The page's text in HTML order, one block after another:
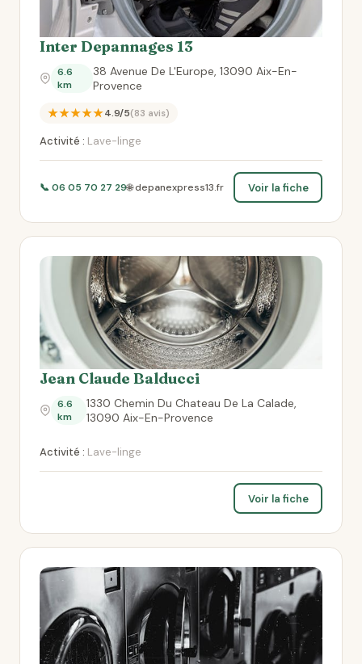
Inter Depannages 13
6.6
km
38 Avenue De L'Europe, 13090 Aix-En-
Provence
★★★★★4.9/5(83 avis)
Activité : Lave-linge
📞 06 05 70 27 29🌐 depanexpress13.fr Voir la fiche
Jean Claude Balducci
6.6
km
1330 Chemin Du Chateau De La Calade,
13090 Aix-En-Provence
Activité : Lave-linge
Voir la fiche